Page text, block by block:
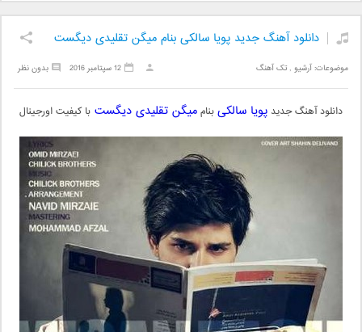
دانلود آهنگ جدید پویا سالکی بنام میگن تقلیدی دیگست
موضوعات:آرشیو ,تک آهنگ بدون نظر 12 سپتامبر 2016
دانلود آهنگ جدید پویا سالکیبناممیگن تقلیدی دیگست با کیفیت اورجینال